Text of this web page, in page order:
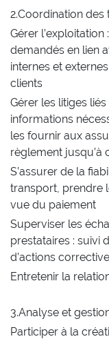
2.Coordination
Gérer
demandés en lien
internes et
clients
Gérer les litiges
informations
les fournir aux
règlement jusqu’à
S’assurer de la
transport, prendre
vue du paiement
Superviser les
prestataires : suivi
d’actions
Entretenir la
3.Analyse et
Participer à la